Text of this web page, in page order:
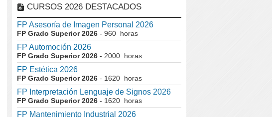
CURSOS 2026 DESTACADOS
FP Asesoría de Imagen Personal 2026
FP Grado Superior 2026 - 960 horas
FP Automoción 2026
FP Grado Superior 2026 - 2000 horas
FP Estética 2026
FP Grado Superior 2026 - 1620 horas
FP Interpretación Lenguaje de Signos 2026
FP Grado Superior 2026 - 1620 horas
FP Mantenimiento Industrial 2026